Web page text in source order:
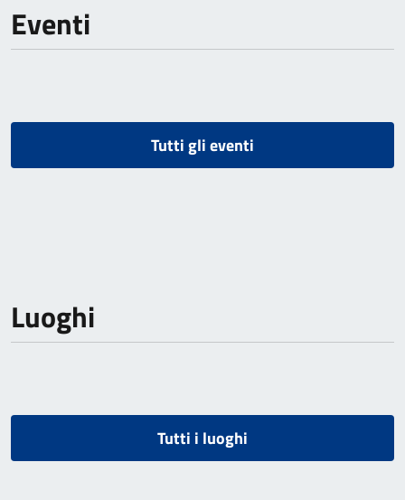
Eventi
Tutti gli eventi
Luoghi
Tutti i luoghi